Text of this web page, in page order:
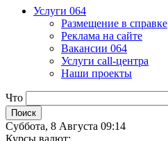
Услуги 064
Размещение в справке
Реклама на сайте
Вакансии 064
Услуги call-центра
Наши проекты
Что
Суббота, 8 Августа 09:14
Курсы валют: